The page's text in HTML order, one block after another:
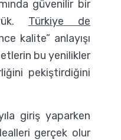
güvenilir bir
Türkiye de
kalite” anlayışı
bu yenilikler
pekiştirdiğini
giriş yaparken
gerçek olur